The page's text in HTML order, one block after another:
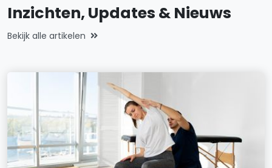
Inzichten, Updates & Nieuws
Bekijk alle artikelen